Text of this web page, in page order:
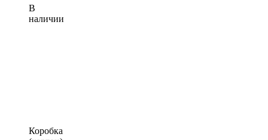
В
наличии
Коробка